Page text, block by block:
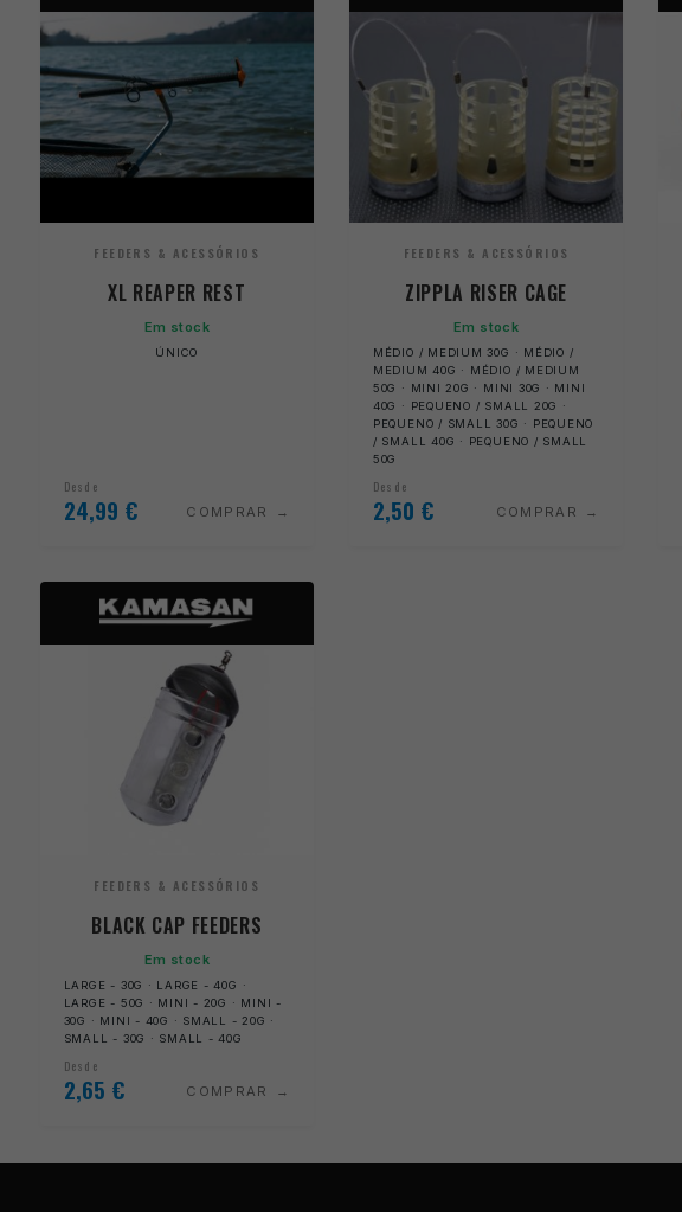
FEEDERS & ACESSÓRIOS
XL REAPER REST
Em stock
ÚNICO
Desde
24,99 € COMPRAR
FEEDERS & ACESSÓRIOS
ZIPPLA RISER CAGE
Em stock
MÉDIO / MEDIUM 30G · MÉDIO /
MEDIUM 40G · MÉDIO / MEDIUM
50G · MINI 20G · MINI 30G · MINI
40G · PEQUENO / SMALL 20G ·
PEQUENO / SMALL 30G · PEQUENO
/ SMALL 40G · PEQUENO / SMALL
50G
Desde
2,50 € COMPRAR
FEEDERS & ACESSÓRIOS
BLACK CAP FEEDERS
Em stock
LARGE - 30G · LARGE - 40G ·
LARGE - 50G · MINI - 20G · MINI -
30G · MINI - 40G · SMALL - 20G ·
SMALL - 30G · SMALL - 40G
Desde
2,65 € COMPRAR